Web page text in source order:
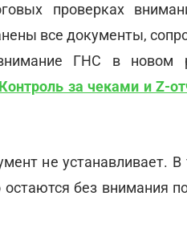
проверках
все документы,
ГНС в новом
за чеками и Z-
не устанавливает.
без внимания